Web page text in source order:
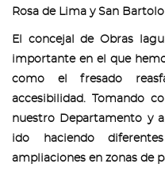
Rosa de Lima y San
El concejal de Obras
importante en el que
como el fresado
accesibilidad. Tomando
nuestro Departamento y
ido haciendo
ampliaciones en zonas de